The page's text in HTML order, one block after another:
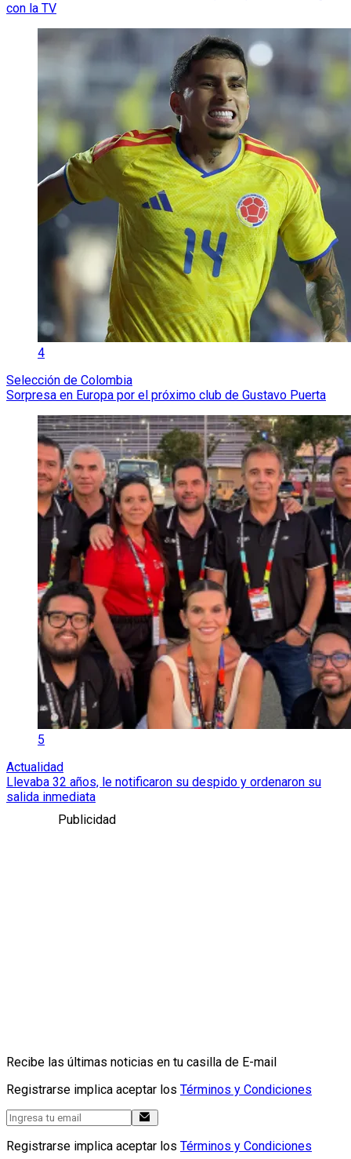
con la TV
4
Selección de Colombia
Sorpresa en Europa por el próximo club de Gustavo Puerta
5
Actualidad
Llevaba 32 años, le notificaron su despido y ordenaron su
salida inmediata
Publicidad
Recibe las últimas noticias en tu casilla de E-mail
Registrarse implica aceptar los Términos y Condiciones
Registrarse implica aceptar los Términos y Condiciones